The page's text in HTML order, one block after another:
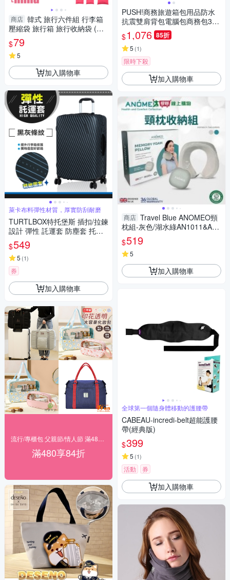
商店 韓式 旅行六件組 行李箱
壓縮袋 旅行箱 旅行收納袋 (min
a百貨)【B00050】
$79
5
加入購物車
萊卡布料彈性材質，厚實防刮耐磨
TURTLBOX特托堡斯 插扣/拉鍊
設計 彈性 託運套 防塵套 托運
套 L號 (黑灰條紋)
$549
5 (1)
券
加入購物車
滿480享84折
PUSH!商務旅遊箱包用品防水
抗震雙肩背包電腦包商務包3C
包旅遊包學生包男背包U51
$1,076 85折
5 (1)
限時下殺
加入購物車
商店 Travel Blue ANOMEO頸
枕組-灰色/湖水綠AN1011&AN1
012 旅行 頸枕【愛買】
$519
5
加入購物車
全球第一個隨身體移動的護腰帶
CABEAU-incredi-belt超能護腰
帶(經典版)
$399
5 (1)
活動 券
加入購物車